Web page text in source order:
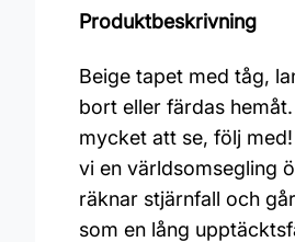
Produktbeskrivning
Beige tapet med tåg,
bort eller färdas
mycket att se, följ
vi en världsomsegling
räknar stjärnfall och
som en lång